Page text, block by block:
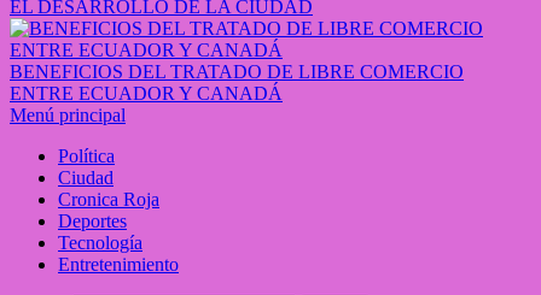
EL DESARROLLO DE LA CIUDAD
BENEFICIOS DEL TRATADO DE LIBRE COMERCIO
ENTRE ECUADOR Y CANADÁ
Menú principal
Política
Ciudad
Cronica Roja
Deportes
Tecnología
Entretenimiento